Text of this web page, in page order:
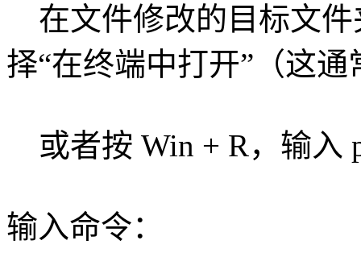
在文件修改的目标文件
择“在终端中打开”（这通
或者按 Win + R，输入
输入命令：